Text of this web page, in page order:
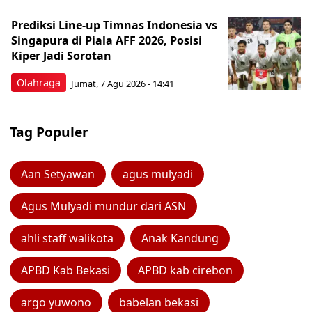
Olahraga
Prediksi Line-up Timnas Indonesia vs
Singapura di Piala AFF 2026, Posisi
Kiper Jadi Sorotan
Jumat, 7 Agu 2026 - 14:41
Tag Populer
Aan Setyawan agus mulyadi
Agus Mulyadi mundur dari ASN
ahli staff walikota Anak Kandung
APBD Kab Bekasi APBD kab cirebon
argo yuwono babelan bekasi